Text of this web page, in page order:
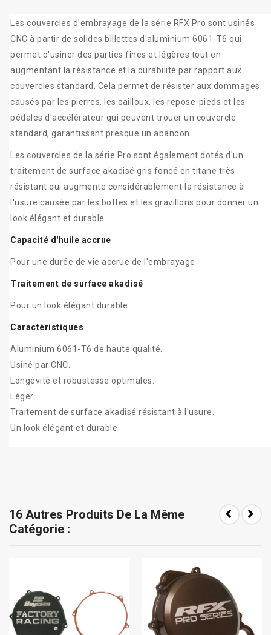
Les couvercles d'embrayage de la série RFX Pro sont usinés
CNC à partir de solides billettes d'aluminium 6061-T6 qui
permet d'usiner des parties fines et légères tout en
augmentant la résistance et la durabilité par rapport aux
couvercles standard. Cela permet de résister aux dommages
causés par les pierres, les cailloux, les repose-pieds et les
pédales d'accélérateur qui peuvent trouer un couvercle
standard, garantissant presque un abandon.
Les couvercles de la série Pro sont également dotés d'un
traitement de surface akadisé gris foncé en titane très
résistant qui augmente considérablement la résistance à
l'usure causée par les bottes et les gravillons pour donner un
look élégant et durable.
Capacité d'huile accrue
Pour une durée de vie accrue de l'embrayage
Traitement de surface akadisé
Pour un look élégant durable
Caractéristiques
Aluminium 6061-T6 de haute qualité.
Usiné par CNC.
Longévité et robustesse optimales.
Léger.
Traitement de surface akadisé résistant à l'usure.
Un look élégant et durable
16 Autres Produits De La Même
Catégorie :